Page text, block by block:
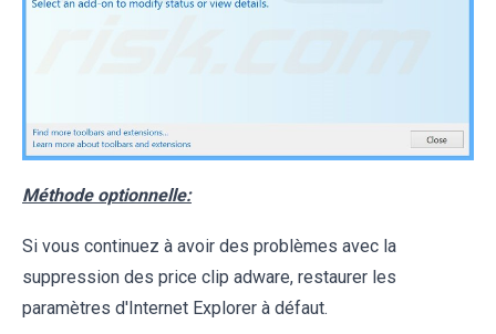
Méthode optionnelle:
Si vous continuez à avoir des problèmes avec la
suppression des price clip adware, restaurer les
paramètres d'Internet Explorer à défaut.